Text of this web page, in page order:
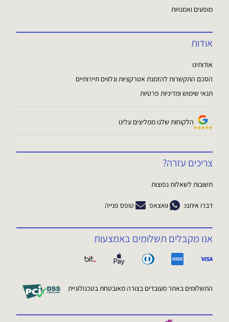
מופעים ואמנויות
אודות
אודותינו
הסכם התקשרות להזמנת אטרקציות ונלווים תיירותיים
תנאי שימוש ומדיניות פרטיות
הלקוחות שלנו ממליצים עלינו
צריכים עזרה?
תשובות לשאלות נפוצות
דברו איתנו: וואצאפ טופס פנייה
אנו מקבלים תשלומים באמצעות
התשלומים באתר מעובדים בצורה מאובטחת בטכנולוגיית